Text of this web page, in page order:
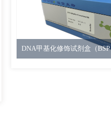
DNA甲基化修饰试剂盒（BSP